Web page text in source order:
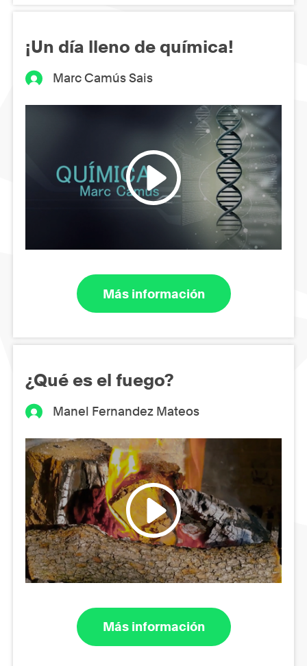
¡Un día lleno de química!
Marc Camús Sais
Más información
¿Qué es el fuego?
Manel Fernandez Mateos
Más información